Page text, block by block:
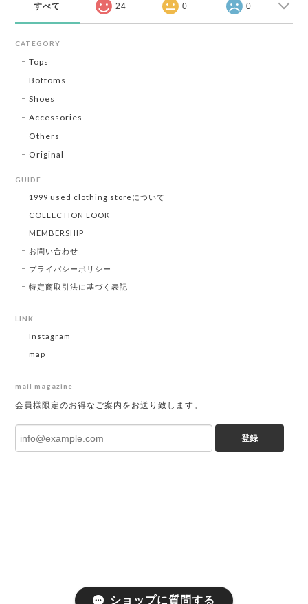
すべて 24 0 0
CATEGORY
Tops
Bottoms
Shoes
Accessories
Others
Original
GUIDE
1999 used clothing storeについて
COLLECTION LOOK
MEMBERSHIP
お問い合わせ
プライバシーポリシー
特定商取引法に基づく表記
LINK
Instagram
map
mail magazine
会員様限定のお得なご案内をお送り致します。
登録
ショップに質問する